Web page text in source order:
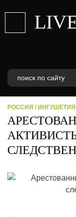
РОССИЯ / ИНГУШЕТИЯ